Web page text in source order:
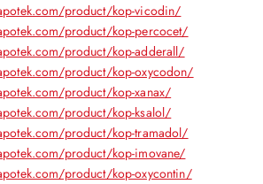
product/kop-vicodin/
product/kop-percocet/
product/kop-adderall/
product/kop-oxycodon/
product/kop-xanax/
product/kop-ksalol/
product/kop-tramadol/
product/kop-imovane/
product/kop-oxycontin/